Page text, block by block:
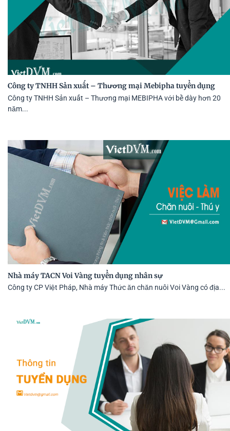
Công ty TNHH Sản xuất – Thương mại Mebipha tuyển dụng
Công ty TNHH Sản xuất – Thương mại MEBIPHA với bề dày hơn 20
năm...
Nhà máy TACN Voi Vàng tuyển dụng nhân sự
Công ty CP Việt Pháp, Nhà máy Thức ăn chăn nuôi Voi Vàng có địa...